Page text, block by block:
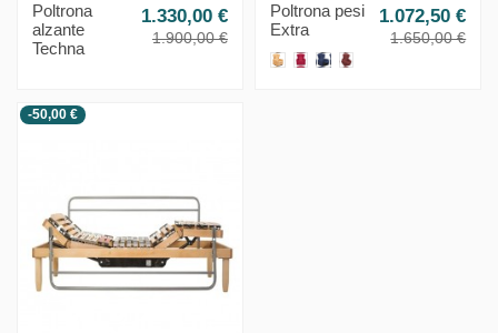
Poltrona
alzante
Techna
1.330,00 €
1.900,00 €
Poltrona pesi
Extra
1.072,50 €
1.650,00 €
-50,00 €